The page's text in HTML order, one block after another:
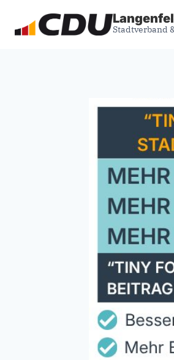
Inhalt
Stadtverband